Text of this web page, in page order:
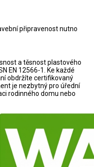
připravenost nutno
a těsnost plastového
EN 12566-1. Ke každé
je nezbytný pro úřední
rodinného domu nebo